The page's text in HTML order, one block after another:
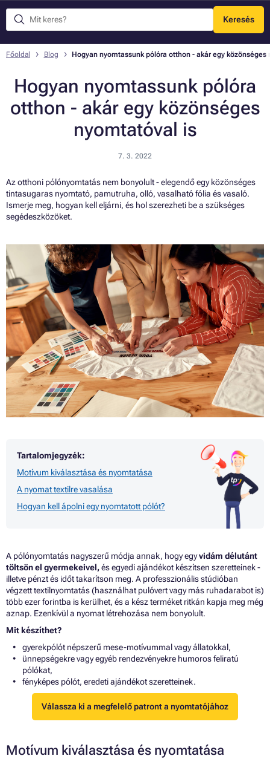
Keresés
Menü
Főoldal Blog Hogyan nyomtassunk pólóra otthon - akár egy közönséges
Hogyan nyomtassunk pólóra
otthon - akár egy közönséges
nyomtatóval is
7. 3. 2022
Az otthoni pólónyomtatás nem bonyolult - elegendő egy közönséges
tintasugaras nyomtató, pamutruha, olló, vasalható fólia és vasaló.
Ismerje meg, hogyan kell eljárni, és hol szerezheti be a szükséges
segédeszközöket.
Tartalomjegyzék:
Motívum kiválasztása és nyomtatása
A nyomat textilre vasalása
Hogyan kell ápolni egy nyomtatott pólót?
A pólónyomtatás nagyszerű módja annak, hogy egyvidám délutánt
töltsön el gyermekeivel,és egyedi ajándékot készítsen szeretteinek -
illetve pénzt és időt takarítson meg. A professzionális stúdióban
végzett textilnyomtatás (használhat pulóvert vagy más ruhadarabot is)
több ezer forintba is kerülhet, és a kész terméket ritkán kapja meg még
aznap. Ezenkívül a nyomat létrehozása nem bonyolult.
Mit készíthet?
gyerekpólót népszerű mese-motívummal vagy állatokkal,
ünnepségekre vagy egyéb rendezvényekre humoros feliratú
pólókat,
fényképes pólót, eredeti ajándékot szeretteinek.
Válassza ki a megfelelő patront a nyomtatójához
Motívum kiválasztása és nyomtatása